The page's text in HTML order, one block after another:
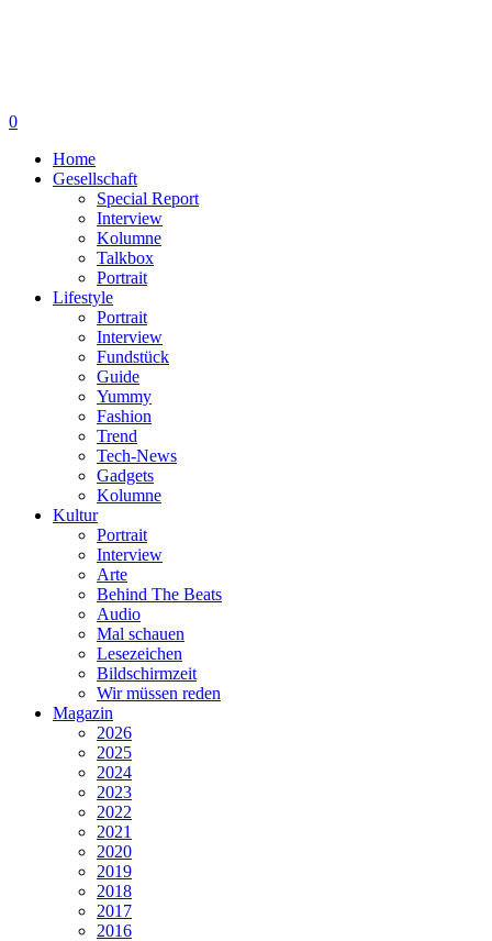
0
Home
Gesellschaft
Special Report
Interview
Kolumne
Talkbox
Portrait
Lifestyle
Portrait
Interview
Fundstück
Guide
Yummy
Fashion
Trend
Tech-News
Gadgets
Kolumne
Kultur
Portrait
Interview
Arte
Behind The Beats
Audio
Mal schauen
Lesezeichen
Bildschirmzeit
Wir müssen reden
Magazin
2026
2025
2024
2023
2022
2021
2020
2019
2018
2017
2016